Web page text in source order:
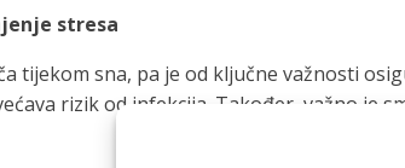
stresa
tijekom sna, pa je od ključne važnosti
rizik od infekcija. Također, važno je